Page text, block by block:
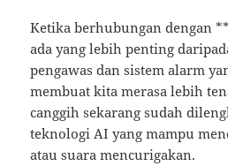
Ketika berhubungan dengan
ada yang lebih penting
pengawas dan sistem alarm
membuat kita merasa lebih
canggih sekarang sudah
teknologi AI yang mampu
atau suara mencurigakan.